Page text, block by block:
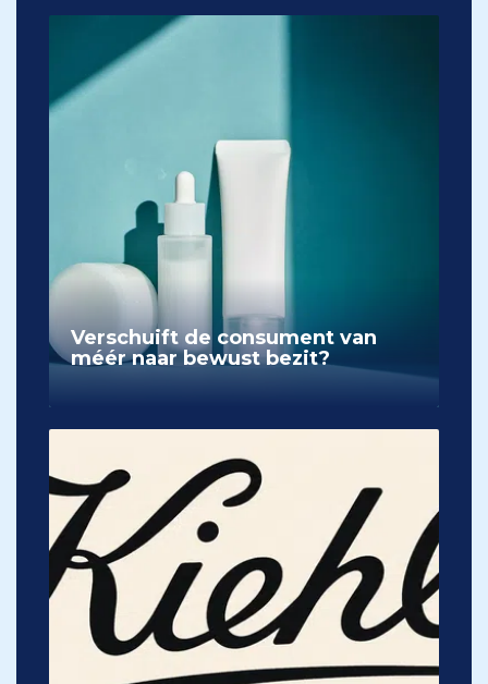
Verschuift de consument van
méér naar bewust bezit?